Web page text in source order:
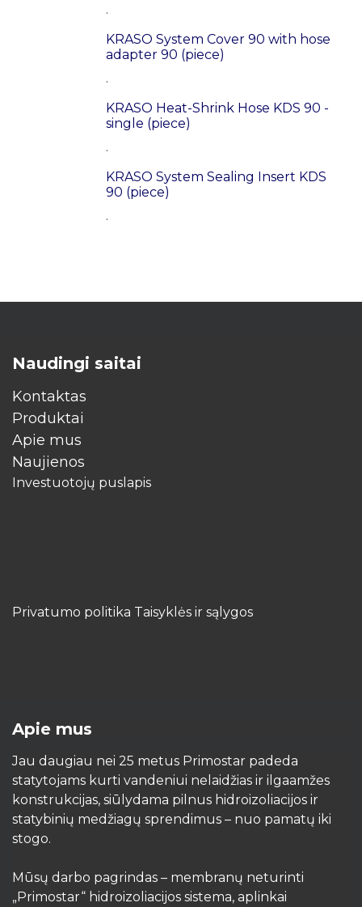
.
KRASO System Cover 90 with hose
adapter 90 (piece)
.
KRASO Heat-Shrink Hose KDS 90 -
single (piece)
.
KRASO System Sealing Insert KDS
90 (piece)
.
Naudingi saitai
Kontaktas
Produktai
Apie mus
​Naujienos
Investuotojų puslapis
Privatumo politika Taisyklės ir sąlygos
Apie mus
Jau daugiau nei 25 metus Primostar padeda
statytojams kurti vandeniui nelaidžias ir ilgaamžes
konstrukcijas, siūlydama pilnus hidroizoliacijos ir
statybinių medžiagų sprendimus – nuo pamatų iki
stogo.
Mūsų darbo pagrindas – membranų neturinti
„Primostar“ hidroizoliacijos sistema, aplinkai